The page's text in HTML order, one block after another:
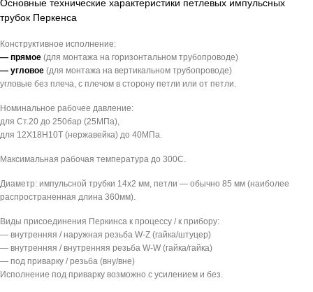
Основные технические характеристики петлевых импульсных
трубок Перкенса
Конструктивное исполнение:
— прямое (для монтажа на горизонтальном трубопроводе)
— угловое (для монтажа на вертикальном трубопроводе)
угловые без плеча, с плечом в сторону петли или от петли.
Номинальное рабочее давление:
для Ст.20 до 250бар (25МПа),
для 12Х18Н10Т (нержавейка) до 40МПа.
Максимальная рабочая температура до 300C.
Диаметр: импульсной трубки 14х2 мм, петли — обычно 85 мм (наиболее
распространенная длина 360мм).
Виды присоединения Перкинса к процессу / к прибору:
— внутренняя / наружная резьба W-Z (гайка/штуцер)
— внутренняя / внутренняя резьба W-W (гайка/гайка)
— под приварку / резьба (вну/вне)
Исполнение под приварку возможно с усилением и без.